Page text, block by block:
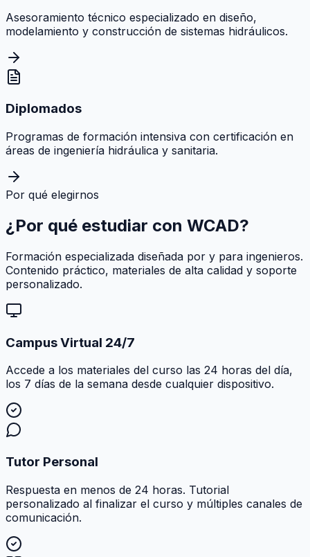
Asesoramiento técnico especializado en diseño,
modelamiento y construcción de sistemas hidráulicos.
Diplomados
Programas de formación intensiva con certificación en
áreas de ingeniería hidráulica y sanitaria.
Por qué elegirnos
¿Por qué estudiar con WCAD?
Formación especializada diseñada por y para ingenieros.
Contenido práctico, materiales de alta calidad y soporte
personalizado.
Campus Virtual 24/7
Accede a los materiales del curso las 24 horas del día,
los 7 días de la semana desde cualquier dispositivo.
Tutor Personal
Respuesta en menos de 24 horas. Tutorial
personalizado al finalizar el curso y múltiples canales de
comunicación.